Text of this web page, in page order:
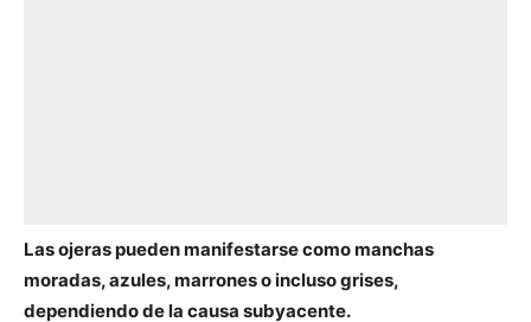
Las ojeras pueden manifestarse como manchas
moradas, azules, marrones o incluso grises,
dependiendo de la causa subyacente.